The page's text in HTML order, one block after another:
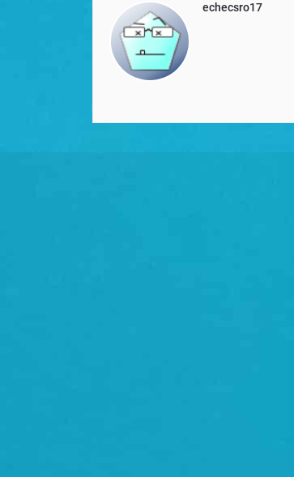
echecsro17